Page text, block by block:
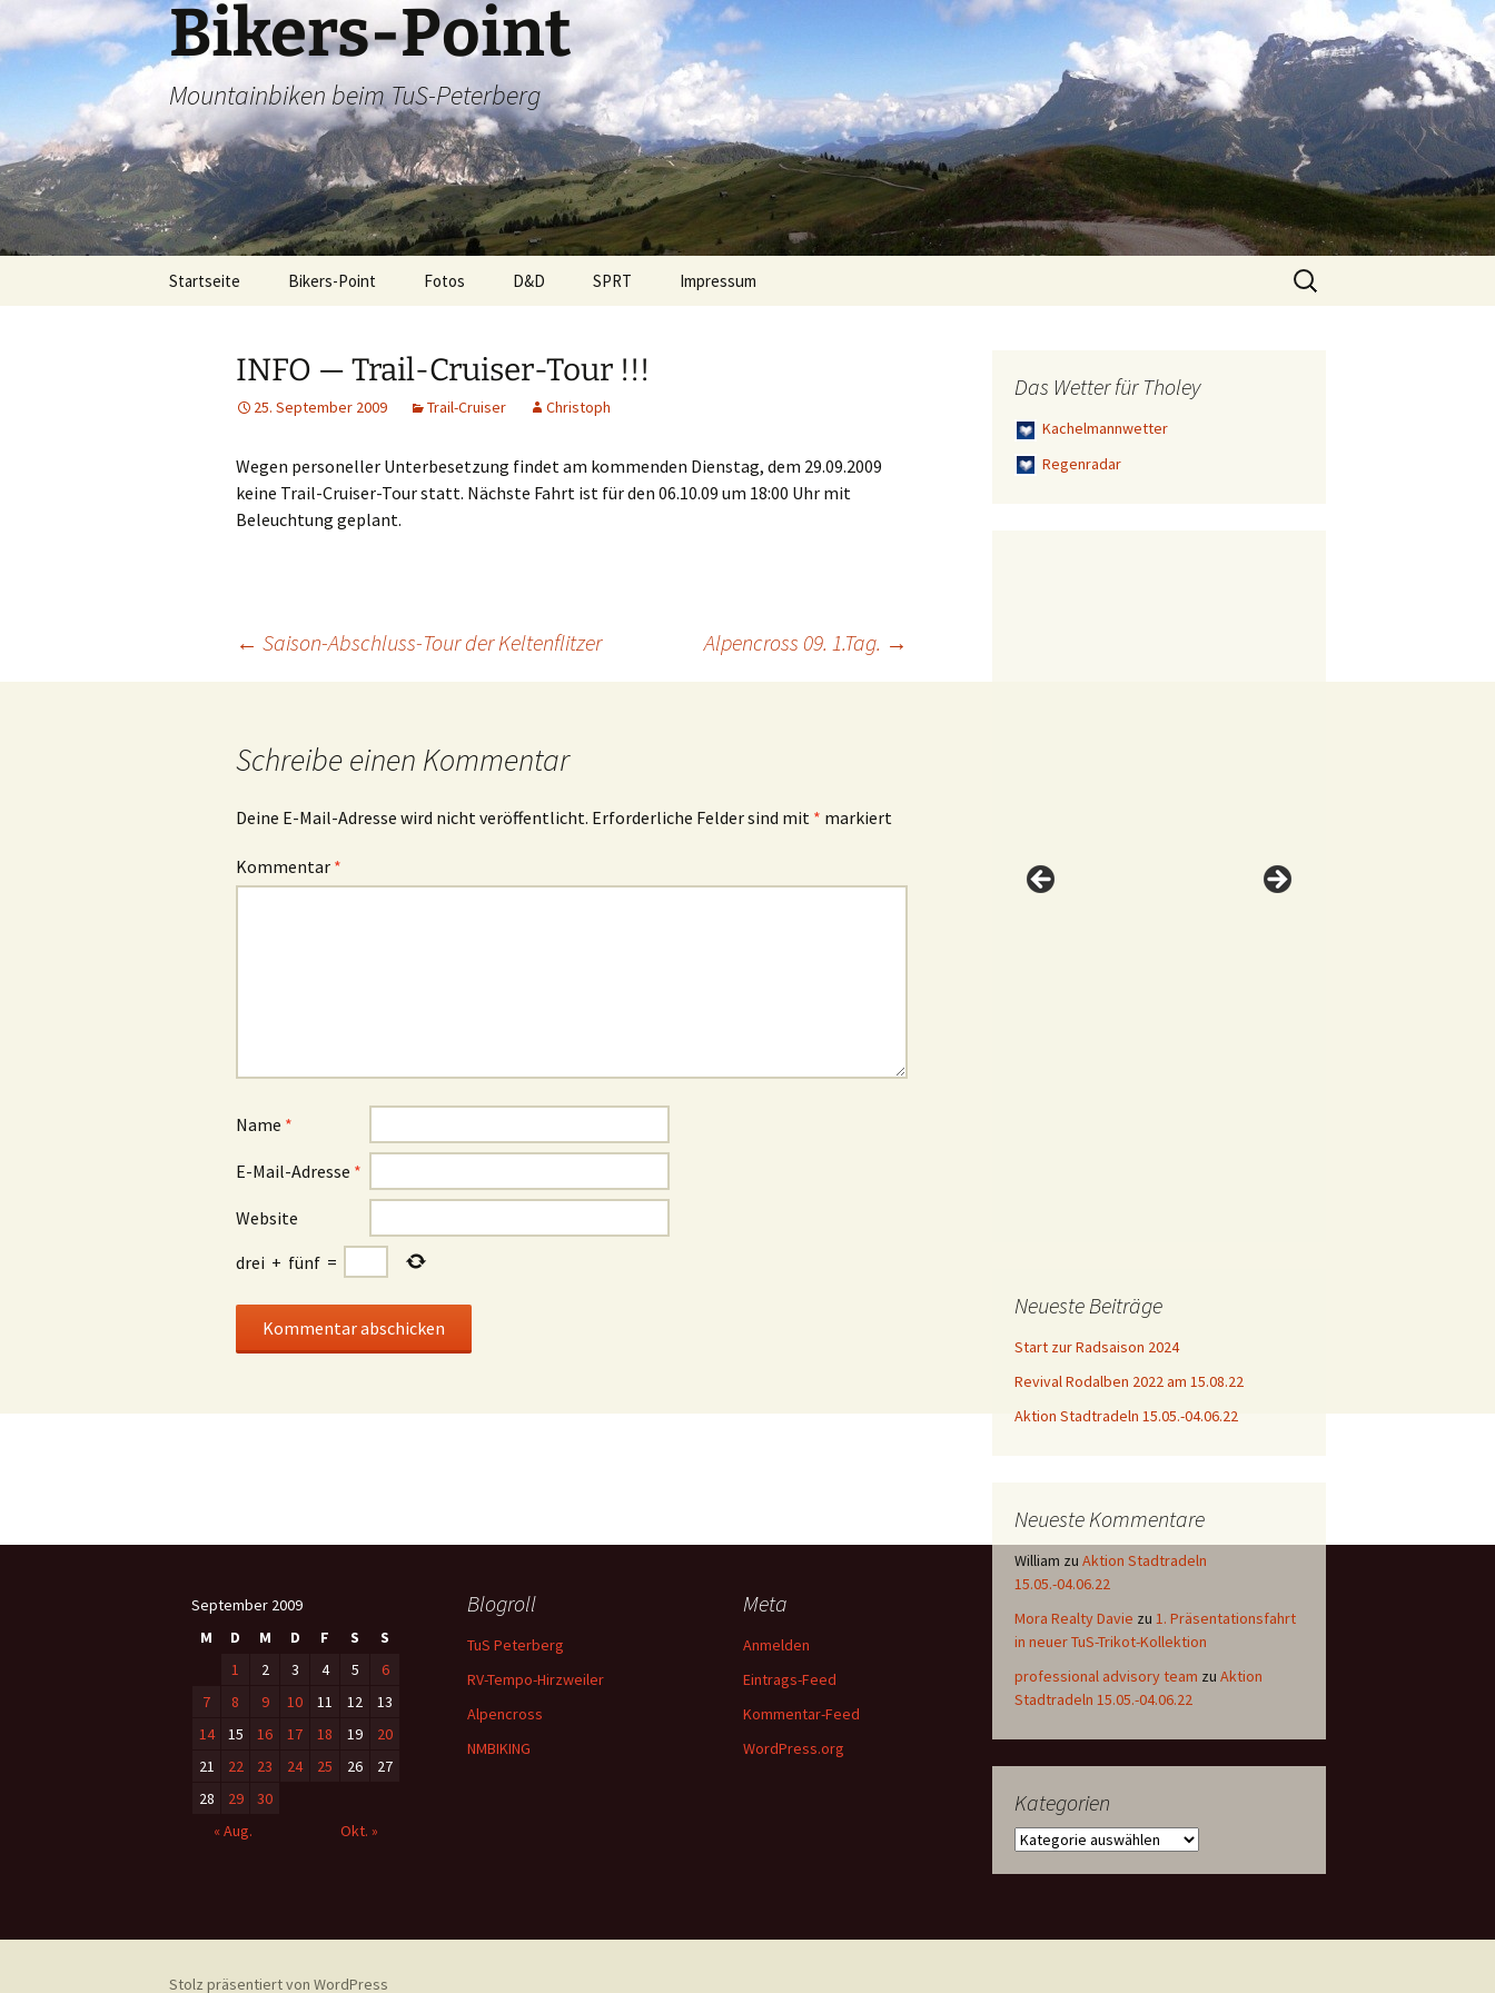
Inhalt
springen
Bikers-Point
Mountainbiken beim TuS-Peterberg
Startseite Bikers-Point Fotos
Alpencross
D&D
Sprüche
SPRT
Was steckt dahinter
Impressum
Suchen
nach:
INFO — Trail-Cruiser-Tour !!!
25. September 2009 Trail-Cruiser Christoph
Wegen personeller Unterbesetzung findet am kommenden Dienstag, dem 29.09.2009
keine Trail-Cruiser-Tour statt. Nächste Fahrt ist für den 06.10.09 um 18:00 Uhr mit
Beleuchtung geplant.
Beitragsnavigation
← Saison-Abschluss-Tour der Keltenflitzer Alpencross 09. 1.Tag. →
Schreibe einen Kommentar
Deine E-Mail-Adresse wird nicht veröffentlicht. Erforderliche Felder sind mit * markiert
Kommentar *
Name *
E-Mail-Adresse *
Website
drei + fünf =
Das Wetter für Tholey
Kachelmannwetter
Regenradar
Neueste Beiträge
Start zur Radsaison 2024
Revival Rodalben 2022 am 15.08.22
Aktion Stadtradeln 15.05.-04.06.22
Neueste Kommentare
William zu Aktion Stadtradeln
15.05.-04.06.22
Mora Realty Davie zu 1. Präsentationsfahrt
in neuer TuS-Trikot-Kollektion
professional advisory team zu Aktion
Stadtradeln 15.05.-04.06.22
Kategorien
Kategorien
September 2009
M
D M D F S
S
1
2 3 4 5
6
7
8 9 10 11 12
13
14
15 16 17 18 19
20
21
22 23 24 25 26
27
28
29
30
« Aug.
Okt. »
Blogroll
TuS Peterberg
RV-Tempo-Hirzweiler
Alpencross
NMBIKING
Meta
Anmelden
Eintrags-Feed
Kommentar-Feed
WordPress.org
Stolz präsentiert von WordPress